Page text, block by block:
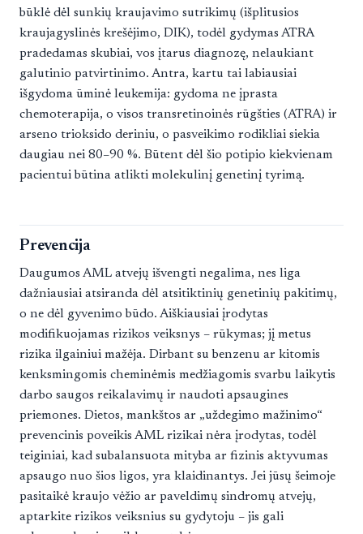
būklė dėl sunkių kraujavimo sutrikimų (išplitusios
kraujagyslinės krešėjimo, DIK), todėl gydymas ATRA
pradedamas skubiai, vos įtarus diagnozę, nelaukiant
galutinio patvirtinimo. Antra, kartu tai labiausiai
išgydoma ūminė leukemija: gydoma ne įprasta
chemoterapija, o visos transretinoinės rūgšties (ATRA) ir
arseno trioksido deriniu, o pasveikimo rodikliai siekia
daugiau nei 80–90 %. Būtent dėl šio potipio kiekvienam
pacientui būtina atlikti molekulinį genetinį tyrimą.
Prevencija
Daugumos AML atvejų išvengti negalima, nes liga
dažniausiai atsiranda dėl atsitiktinių genetinių pakitimų,
o ne dėl gyvenimo būdo. Aiškiausiai įrodytas
modifikuojamas rizikos veiksnys – rūkymas; jį metus
rizika ilgainiui mažėja. Dirbant su benzenu ar kitomis
kenksmingomis cheminėmis medžiagomis svarbu laikytis
darbo saugos reikalavimų ir naudoti apsaugines
priemones. Dietos, mankštos ar „uždegimo mažinimo“
prevencinis poveikis AML rizikai nėra įrodytas, todėl
teiginiai, kad subalansuota mityba ar fizinis aktyvumas
apsaugo nuo šios ligos, yra klaidinantys. Jei jūsų šeimoje
pasitaikė kraujo vėžio ar paveldimų sindromų atvejų,
aptarkite rizikos veiksnius su gydytoju – jis gali